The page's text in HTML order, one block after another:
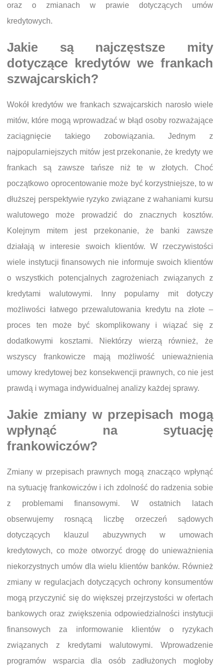
oraz o zmianach w prawie dotyczących umów
kredytowych.
Jakie są najczęstsze mity
dotyczące kredytów we frankach
szwajcarskich?
Wokół kredytów we frankach szwajcarskich narosło wiele
mitów, które mogą wprowadzać w błąd osoby rozważające
zaciągnięcie takiego zobowiązania. Jednym z
najpopularniejszych mitów jest przekonanie, że kredyty we
frankach są zawsze tańsze niż te w złotych. Choć
początkowo oprocentowanie może być korzystniejsze, to w
dłuższej perspektywie ryzyko związane z wahaniami kursu
walutowego może prowadzić do znacznych kosztów.
Kolejnym mitem jest przekonanie, że banki zawsze
działają w interesie swoich klientów. W rzeczywistości
wiele instytucji finansowych nie informuje swoich klientów
o wszystkich potencjalnych zagrożeniach związanych z
kredytami walutowymi. Inny popularny mit dotyczy
możliwości łatwego przewalutowania kredytu na złote –
proces ten może być skomplikowany i wiązać się z
dodatkowymi kosztami. Niektórzy wierzą również, że
wszyscy frankowicze mają możliwość unieważnienia
umowy kredytowej bez konsekwencji prawnych, co nie jest
prawdą i wymaga indywidualnej analizy każdej sprawy.
Jakie zmiany w przepisach mogą
wpłynąć na sytuację
frankowiczów?
Zmiany w przepisach prawnych mogą znacząco wpłynąć
na sytuację frankowiczów i ich zdolność do radzenia sobie
z problemami finansowymi. W ostatnich latach
obserwujemy rosnącą liczbę orzeczeń sądowych
dotyczących klauzul abuzywnych w umowach
kredytowych, co może otworzyć drogę do unieważnienia
niekorzystnych umów dla wielu klientów banków. Również
zmiany w regulacjach dotyczących ochrony konsumentów
mogą przyczynić się do większej przejrzystości w ofertach
bankowych oraz zwiększenia odpowiedzialności instytucji
finansowych za informowanie klientów o ryzykach
związanych z kredytami walutowymi. Wprowadzenie
programów wsparcia dla osób zadłużonych mogłoby